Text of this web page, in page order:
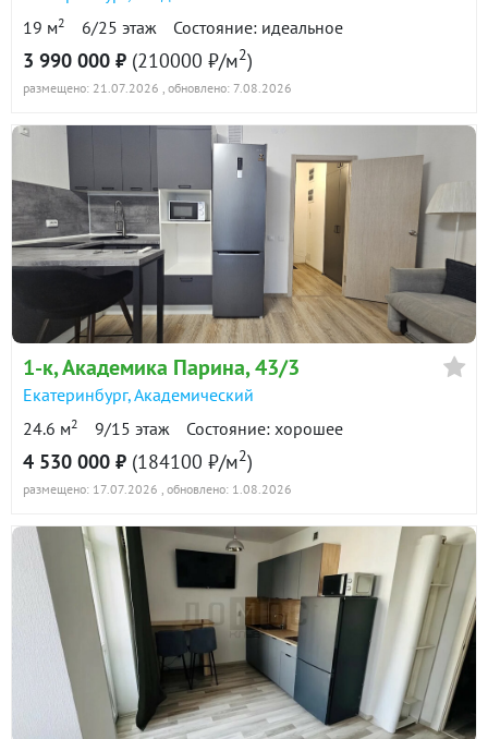
19 м2 6/25 этаж Состояние: идеальное
3 990 000 ₽ (210000 ₽/м2)
размещено: 21.07.2026 , обновлено: 7.08.2026
1-к, Академика Парина, 43/3
Екатеринбург,Академический
24.6 м2 9/15 этаж Состояние: хорошее
4 530 000 ₽ (184100 ₽/м2)
размещено: 17.07.2026 , обновлено: 1.08.2026